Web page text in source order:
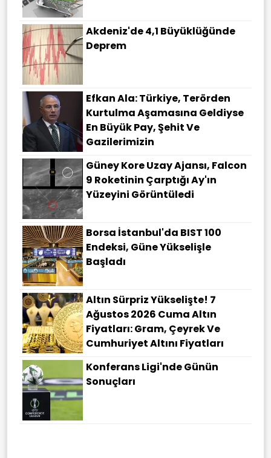
Akdeniz'de 4,1 Büyüklüğünde
Deprem
Efkan Ala: Türkiye, Terörden
Kurtulma Aşamasına Geldiyse
En Büyük Pay, Şehit Ve
Gazilerimizin
Güney Kore Uzay Ajansı, Falcon
9 Roketinin Çarptığı Ay'ın
Yüzeyini Görüntüledi
Borsa İstanbul'da BIST 100
Endeksi, Güne Yükselişle
Başladı
Altın Sürpriz Yükselişte! 7
Ağustos 2026 Cuma Altın
Fiyatları: Gram, Çeyrek Ve
Cumhuriyet Altını Fiyatları
Konferans Ligi'nde Günün
Sonuçları